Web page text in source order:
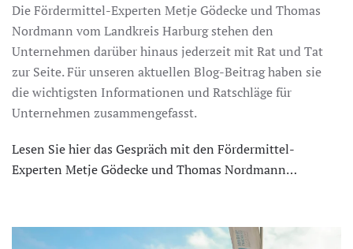
Die Fördermittel-Experten Metje Gödecke und Thomas
Nordmann vom Landkreis Harburg stehen den
Unternehmen darüber hinaus jederzeit mit Rat und Tat
zur Seite. Für unseren aktuellen Blog-Beitrag haben sie
die wichtigsten Informationen und Ratschläge für
Unternehmen zusammengefasst.
Lesen Sie hier das Gespräch mit den Fördermittel-
Experten Metje Gödecke und Thomas Nordmann…